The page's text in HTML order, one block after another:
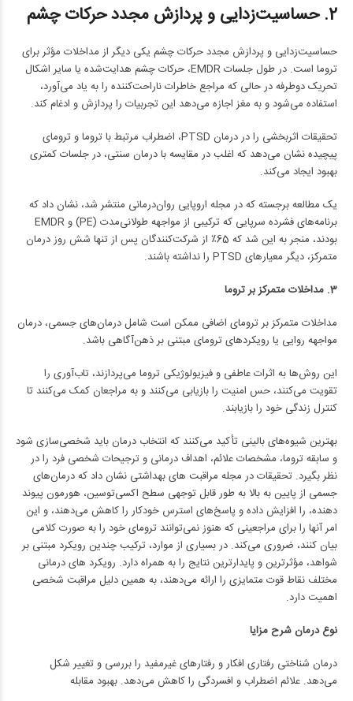
2. حساسیت‌زدایی و پردازش مجدد حرکات چشم
حساسیت‌زدایی و پردازش مجدد حرکات چشم یکی دیگر از مداخلات مؤثر برای
تروما است. در طول جلسات EMDR، حرکات چشم هدایت‌شده یا سایر اشکال
تحریک دوطرفه در حالی که مراجع خاطرات ناراحت‌کننده را به یاد می‌آورد،
استفاده می‌شود و به مغز اجازه می‌دهد این تجربیات را پردازش و ادغام کند.
تحقیقات اثربخشی را در درمان PTSD، اضطراب مرتبط با تروما و ترومای
پیچیده نشان می‌دهد که اغلب در مقایسه با درمان سنتی، در جلسات کمتری
بهبود ایجاد می‌کند.
یک مطالعه برجسته که در مجله اروپایی روان‌درمانی منتشر شد، نشان داد که
برنامه‌های فشرده سرپایی که ترکیبی از مواجهه طولانی‌مدت (PE) و EMDR
بودند، منجر به این شد که 65٪ از شرکت‌کنندگان پس از تنها شش روز درمان
متمرکز، دیگر معیارهای PTSD را نداشته باشند.
3. مداخلات متمرکز بر تروما
مداخلات متمرکز بر ترومای اضافی ممکن است شامل درمان‌های جسمی، درمان
مواجهه روایی یا رویکردهای ترومای مبتنی بر ذهن‌آگاهی باشد.
این روش‌ها به اثرات عاطفی و فیزیولوژیکی تروما می‌پردازند، تاب‌آوری را
تقویت می‌کنند، حس امنیت را بازیابی می‌کنند و به مراجعان کمک می‌کنند تا
کنترل زندگی خود را بازیابند.
بهترین شیوه‌های بالینی تأکید می‌کنند که انتخاب درمان باید شخصی‌سازی شود
و سابقه تروما، مشخصات علائم، اهداف درمانی و ترجیحات شخصی فرد را در
نظر بگیرد. تحقیقات در مجله مراقبت‌ های بهداشتی نشان داد که درمان‌های
جسمی از پایین به بالا به طور قابل توجهی سطح اکسی‌توسین، هورمون پیوند
دهنده، را افزایش داده و پاسخ‌های استرس خودکار را کاهش می‌دهند، و این
امر آنها را برای مراجعینی که هنوز نمی‌توانند ترومای خود را به صورت کلامی
بیان کنند، ضروری می‌کند. در بسیاری از موارد، ترکیب چندین رویکرد مبتنی بر
شواهد، مؤثرترین و پایدارترین نتایج را به همراه دارد. رویکرد های درمانی
مختلف نقاط قوت متمایزی را ارائه می‌دهند، به همین دلیل مراقبت شخصی
اهمیت دارد.
نوع درمان شرح مزایا
درمان شناختی رفتاری افکار و رفتارهای غیرمفید را بررسی و تغییر شکل
می‌دهد. علائم اضطراب و افسردگی را کاهش می‌دهد. بهبود مقابله